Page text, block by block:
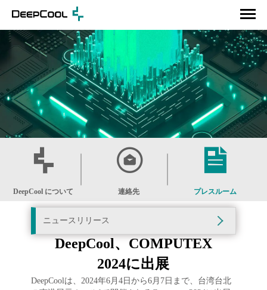
DeepCool について 連絡先 プレスルーム
ニュースリリース
DeepCool、COMPUTEX
2024に出展
DeepCoolは、2024年6月4日から6月7日まで、台湾台北